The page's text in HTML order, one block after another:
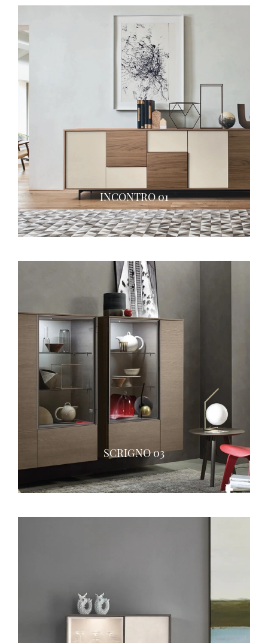
INCONTRO 01
SCRIGNO 03